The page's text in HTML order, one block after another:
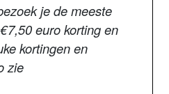
je de meeste
euro korting en
kortingen en
zie